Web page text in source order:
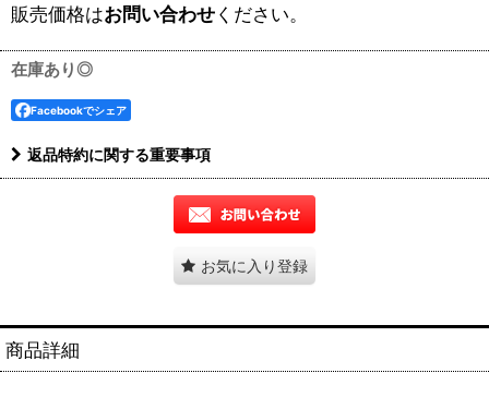
販売価格はお問い合わせください。
在庫あり◎
Facebookでシェア
返品特約に関する重要事項
お気に入り登録
商品詳細